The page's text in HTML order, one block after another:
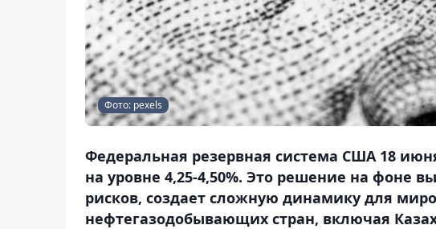
Фото: pexels
Федеральная резервная система США 18
на уровне 4,25-4,50%. Это решение на фоне
рисков, создает сложную динамику для
нефтегазодобывающих стран, включая